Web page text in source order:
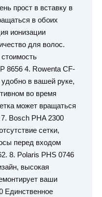
прост в вставку в
в обоих
ионизации
для волос.
8656 4. Rowenta CF-
в вашей руке,
во время
может вращаться
Bosch PHA 2300
сетки,
перед входом
8. Polaris PHS 0746
высокая
ваши
Единственное